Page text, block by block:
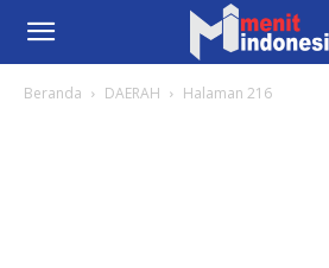
Beranda DAERAH Halaman 216